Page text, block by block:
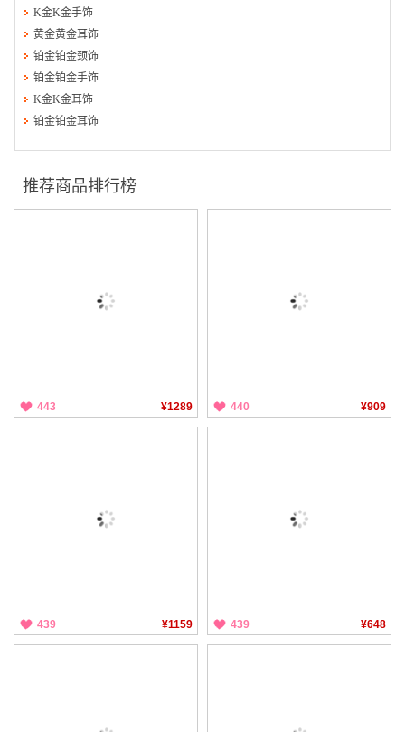
K金K金手饰
黄金黄金耳饰
铂金铂金颈饰
铂金铂金手饰
K金K金耳饰
铂金铂金耳饰
推荐商品排行榜
443 ¥1289 440 ¥909
439 ¥1159 439 ¥648